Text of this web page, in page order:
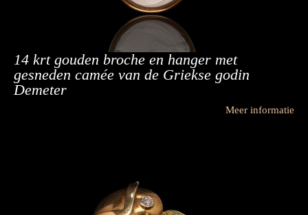
14 krt gouden broche en hanger met
gesneden camée van de Griekse godin
Demeter
Meer informatie